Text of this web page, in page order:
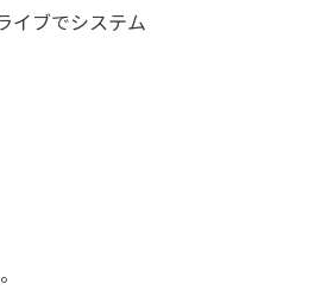
イブでシステム